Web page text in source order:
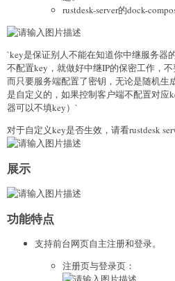
rustdesk-server的dock-
`key是保证别人不能在知道你中继服务器
不配置key，就做好中继IP的保密工作，不
而只要服务端配置了密钥，无论是随机生
是自定义的，如果控制客户端不配置对应
器可以不填key）`
对于自定义key是否生效，请看rustdesk
展示
功能特点
支持前台网页自主注册和登录。
注册页与登录页：